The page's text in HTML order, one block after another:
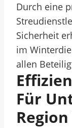
Durch eine
Sicherheit
im
allen
Für